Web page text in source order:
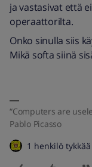
ja vastasivat että
operaattorilta.
Onko sinulla siis
Mikä softa siinä
“Computers are
Pablo Picasso
1 henkilö